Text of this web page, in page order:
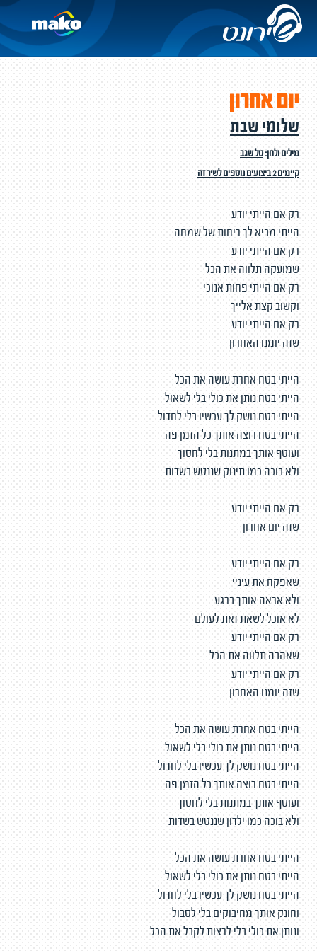
יום אחרון
שלומי שבת
מילים ולחן:טל שגב
קיימים 2 ביצועים נוספים לשיר זה
רק אם הייתי יודע
הייתי מביא לך ריחות של שמחה
רק אם הייתי יודע
שמועקה תלווה את הכל
רק אם הייתי פחות אנוכי
וקשוב קצת אלייך
רק אם הייתי יודע
שזה יומנו האחרון
הייתי בטח אחרת עושה את הכל
הייתי בטח נותן את כולי בלי לשאול
הייתי בטח נושק לך עכשיו בלי לחדול
הייתי בטח רוצה אותך כל הזמן פה
ועוטף אותך במתנות בלי לחסוך
ולא בוכה כמו תינוק שננטש בשדות
רק אם הייתי יודע
שזה יום אחרון
רק אם הייתי יודע
שאפקח את עיניי
ולא אראה אותך ברגע
לא אוכל לשאת זאת לעולם
רק אם הייתי יודע
שאהבה תלווה את הכל
רק אם הייתי יודע
שזה יומנו האחרון
הייתי בטח אחרת עושה את הכל
הייתי בטח נותן את כולי בלי לשאול
הייתי בטח נושק לך עכשיו בלי לחדול
הייתי בטח רוצה אותך כל הזמן פה
ועוטף אותך במתנות בלי לחסוך
ולא בוכה כמו ילדון שננטש בשדות
הייתי בטח אחרת עושה את הכל
הייתי בטח נותן את כולי בלי לשאול
הייתי בטח נושק לך עכשיו בלי לחדול
וחונק אותך מחיבוקים בלי לסבול
ונותן את כולי בלי לרצות לקבל את הכל